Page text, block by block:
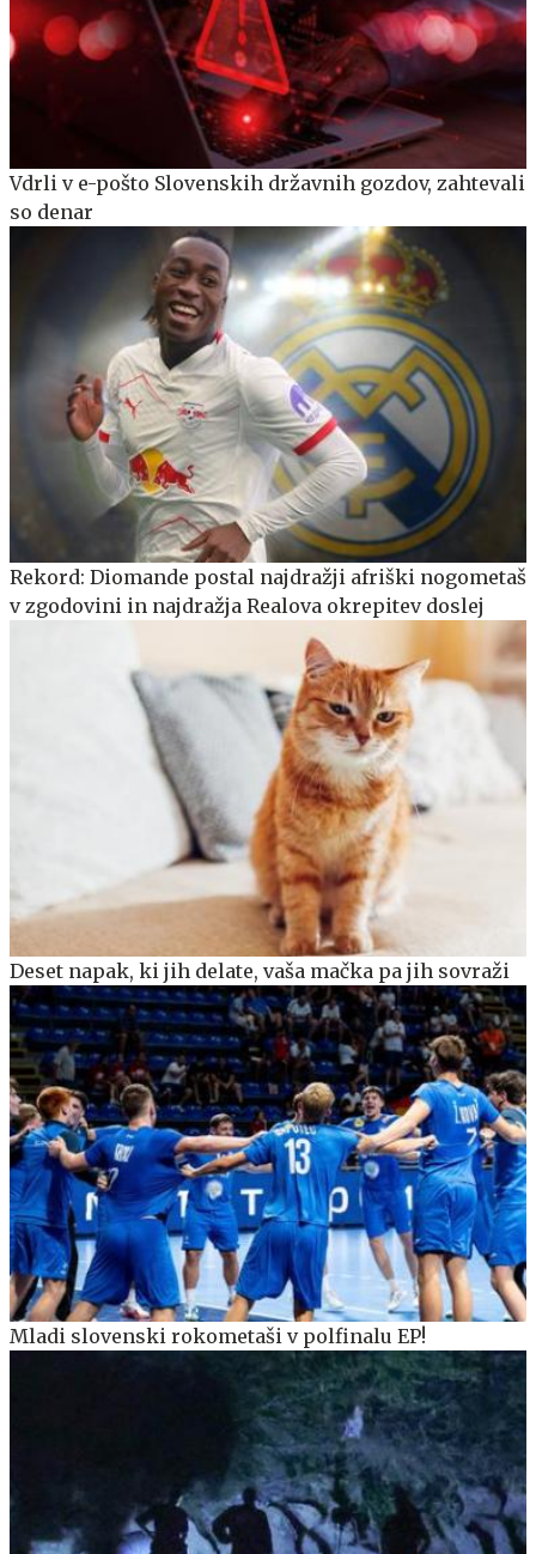
Vdrli v e-pošto Slovenskih državnih gozdov, zahtevali
so denar
Rekord: Diomande postal najdražji afriški nogometaš
v zgodovini in najdražja Realova okrepitev doslej
Deset napak, ki jih delate, vaša mačka pa jih sovraži
Mladi slovenski rokometaši v polfinalu EP!